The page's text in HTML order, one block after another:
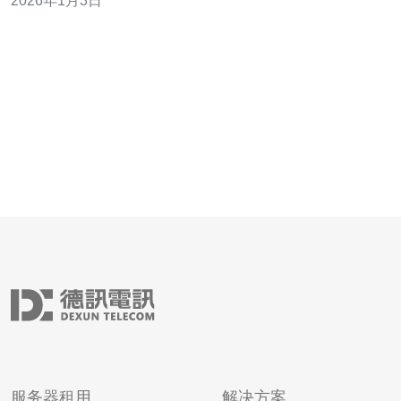
的原因，并给出有效的解决方案。 以下是文章的详细内
服务器租用 解决方案